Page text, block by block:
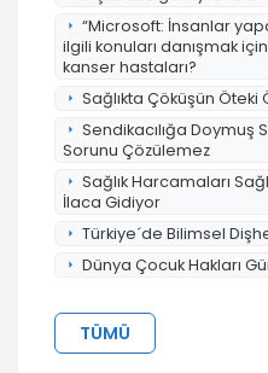
“Microsoft: İnsanlar
ilgili konuları danışmak
kanser hastaları?
Sağlıkta Çöküşün Öteki
Sendikacılığa Doymuş
Sorunu Çözülemez
Sağlık Harcamaları
İlaca Gidiyor
Türkiye´de Bilimsel
Dünya Çocuk Hakları
TÜMÜ